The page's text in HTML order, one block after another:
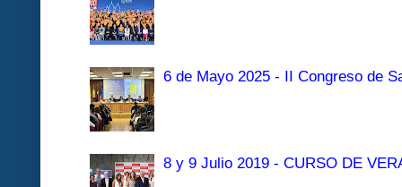
6 de Mayo 2025 - II Congreso de
8 y 9 Julio 2019 - CURSO DE